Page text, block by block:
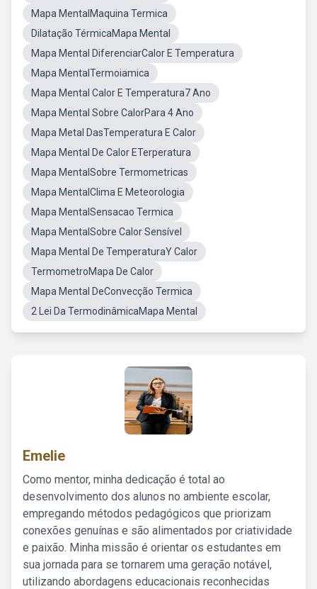
Mapa MentalMaquina Termica
Dilatação TérmicaMapa Mental
Mapa Mental DiferenciarCalor E Temperatura
Mapa MentalTermoiamica
Mapa Mental Calor E Temperatura7 Ano
Mapa Mental Sobre CalorPara 4 Ano
Mapa Metal DasTemperatura E Calor
Mapa Mental De Calor ETerperatura
Mapa MentalSobre Termometricas
Mapa MentalClima E Meteorologia
Mapa MentalSensacao Termica
Mapa MentalSobre Calor Sensível
Mapa Mental De TemperaturaY Calor
TermometroMapa De Calor
Mapa Mental DeConvecção Termica
2 Lei Da TermodinâmicaMapa Mental
Emelie
Como mentor, minha dedicação é total ao
desenvolvimento dos alunos no ambiente escolar,
empregando métodos pedagógicos que priorizam
conexões genuínas e são alimentados por criatividade
e paixão. Minha missão é orientar os estudantes em
sua jornada para se tornarem uma geração notável,
utilizando abordagens educacionais reconhecidas